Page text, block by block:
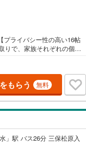
プライバシー性の高い16帖
りで、家族それぞれの個室
プライバシー性の高い空
ーがあり、お洗濯はもちろ
チンや浴室換気乾燥機、高
設備が標準装備 。・保育園
と、子育て世帯に嬉しい利
度の設計性能評価と建設性
適に暮らせます 。・2026年
陽当たりを現地で直接ご確
もらう 無料
」駅 バス26分 三保松原入
（3）
（2）